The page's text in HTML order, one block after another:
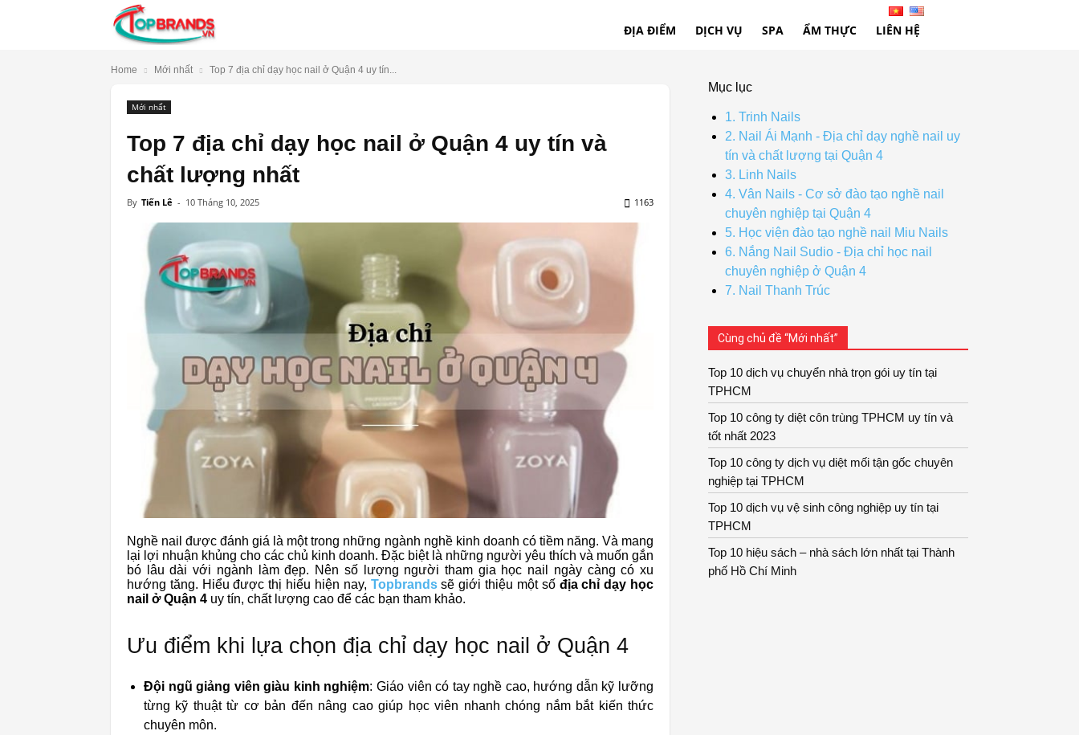
ĐỊA ĐIỂM DỊCH VỤ SPA ẨM THỰC LIÊN HỆ
Home Mới nhất Top 7 địa chỉ dạy học nail ở Quận 4 uy tín...
Mới nhất
Top 7 địa chỉ dạy học nail ở Quận 4 uy tín và
chất lượng nhất
By Tiến Lê - 10 Tháng 10, 2025 1163
Nghề nail được đánh giá là một trong những ngành nghề kinh doanh có tiềm năng. Và mang
lại lợi nhuận khủng cho các chủ kinh doanh. Đặc biệt là những người yêu thích và muốn gắn
bó lâu dài với ngành làm đẹp. Nên số lượng người tham gia học nail ngày càng có xu
hướng tăng. Hiểu được thị hiếu hiện nay, Topbrandssẽ giới thiệu một số địa chỉ dạy học
nail ở Quận 4 uy tín, chất lượng cao để các bạn tham khảo.
Ưu điểm khi lựa chọn địa chỉ dạy học nail ở Quận 4
Đội ngũ giảng viên giàu kinh nghiệm: Giáo viên có tay nghề cao, hướng dẫn kỹ lưỡng
từng kỹ thuật từ cơ bản đến nâng cao giúp học viên nhanh chóng nắm bắt kiến thức
chuyên môn.
Mục lục
1. Trinh Nails
2. Nail Ái Mạnh - Địa chỉ dạy nghề nail uy
tín và chất lượng tại Quận 4
3. Linh Nails
4. Vân Nails - Cơ sở đào tạo nghề nail
chuyên nghiệp tại Quận 4
5. Học viện đào tạo nghề nail Miu Nails
6. Nắng Nail Sudio - Địa chỉ học nail
chuyên nghiệp ở Quận 4
7. Nail Thanh Trúc
Cùng chủ đề “Mới nhất”
Top 10 dịch vụ chuyển nhà trọn gói uy tín tại
TPHCM
Top 10 công ty diệt côn trùng TPHCM uy tín và
tốt nhất 2023
Top 10 công ty dịch vụ diệt mối tận gốc chuyên
nghiệp tại TPHCM
Top 10 dịch vụ vệ sinh công nghiệp uy tín tại
TPHCM
Top 10 hiệu sách – nhà sách lớn nhất tại Thành
phố Hồ Chí Minh